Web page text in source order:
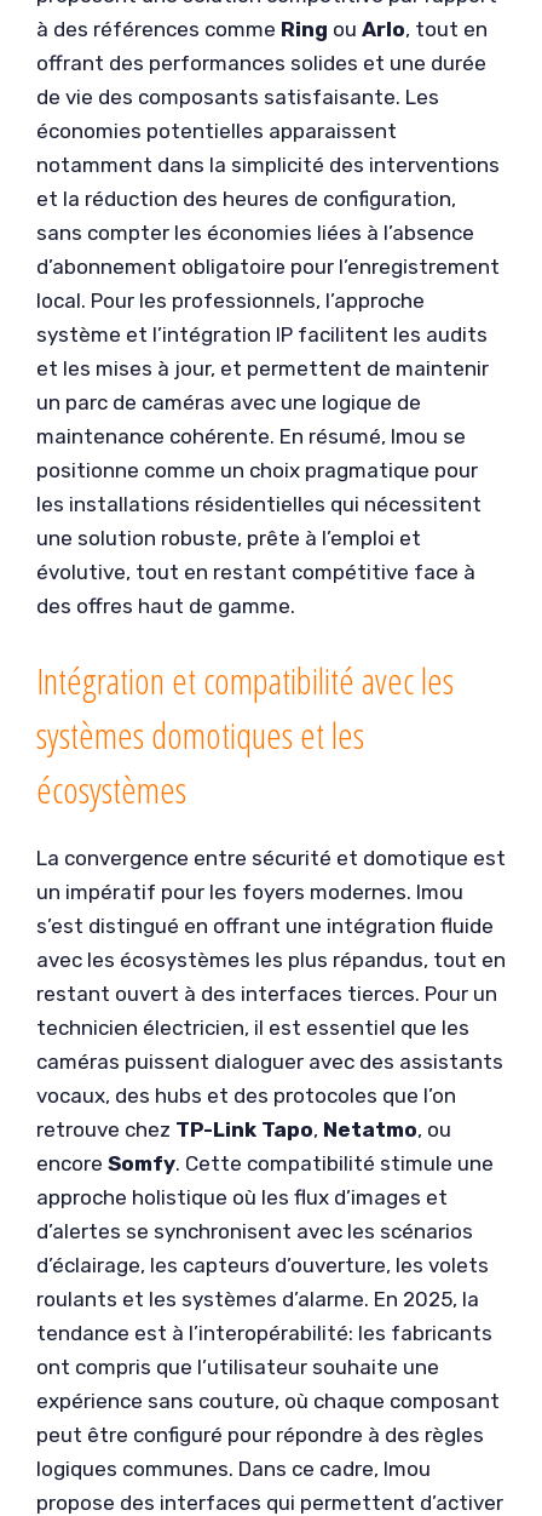
à des références comme Ring ou Arlo, tout en
offrant des performances solides et une durée
de vie des composants satisfaisante. Les
économies potentielles apparaissent
notamment dans la simplicité des interventions
et la réduction des heures de configuration,
sans compter les économies liées à l’absence
d’abonnement obligatoire pour l’enregistrement
local. Pour les professionnels, l’approche
système et l’intégration IP facilitent les audits
et les mises à jour, et permettent de maintenir
un parc de caméras avec une logique de
maintenance cohérente. En résumé, Imou se
positionne comme un choix pragmatique pour
les installations résidentielles qui nécessitent
une solution robuste, prête à l’emploi et
évolutive, tout en restant compétitive face à
des offres haut de gamme.
Intégration et compatibilité avec les
systèmes domotiques et les
écosystèmes
La convergence entre sécurité et domotique est
un impératif pour les foyers modernes. Imou
s’est distingué en offrant une intégration fluide
avec les écosystèmes les plus répandus, tout en
restant ouvert à des interfaces tierces. Pour un
technicien électricien, il est essentiel que les
caméras puissent dialoguer avec des assistants
vocaux, des hubs et des protocoles que l’on
retrouve chez TP-Link Tapo, Netatmo, ou
encore Somfy. Cette compatibilité stimule une
approche holistique où les flux d’images et
d’alertes se synchronisent avec les scénarios
d’éclairage, les capteurs d’ouverture, les volets
roulants et les systèmes d’alarme. En 2025, la
tendance est à l’interopérabilité: les fabricants
ont compris que l’utilisateur souhaite une
expérience sans couture, où chaque composant
peut être configuré pour répondre à des règles
logiques communes. Dans ce cadre, Imou
propose des interfaces qui permettent d’activer